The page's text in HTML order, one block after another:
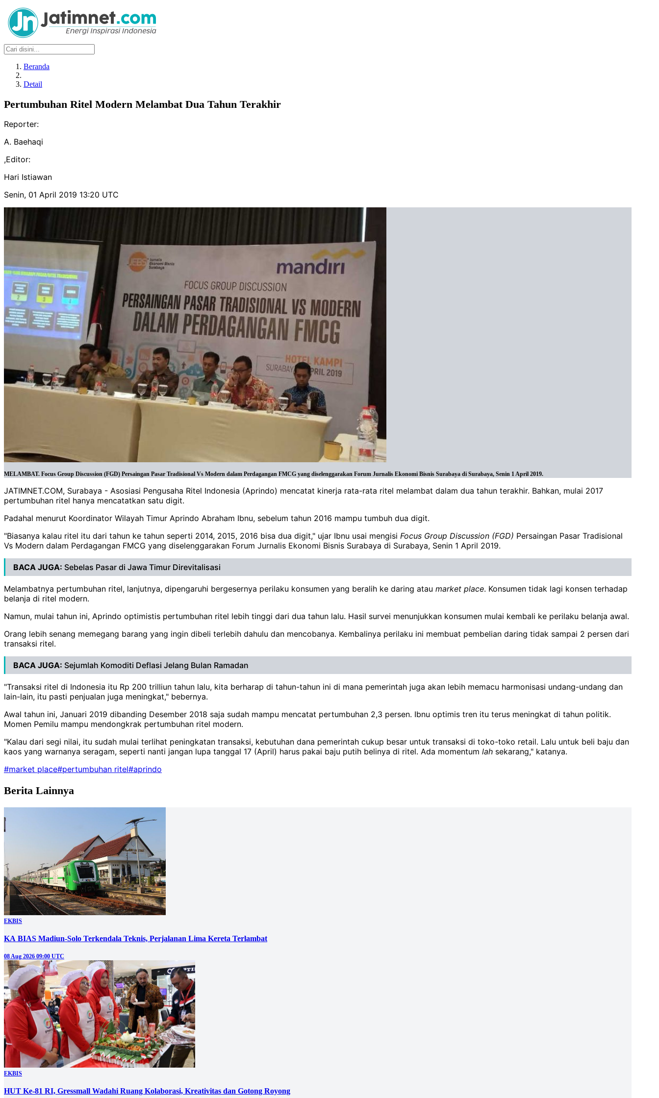
Beranda
Detail
Pertumbuhan Ritel Modern Melambat Dua Tahun Terakhir
Reporter:
A. Baehaqi
,Editor:
Hari Istiawan
Senin, 01 April 2019 13:20 UTC
MELAMBAT. Focus Group Discussion (FGD) Persaingan Pasar Tradisional Vs Modern dalam Perdagangan FMCG yang diselenggarakan Forum Jurnalis Ekonomi Bisnis Surabaya di Surabaya, Senin 1 April 2019.
JATIMNET.COM, Surabaya - Asosiasi Pengusaha Ritel Indonesia (Aprindo) mencatat kinerja rata-rata ritel melambat dalam dua tahun terakhir. Bahkan, mulai 2017
pertumbuhan ritel hanya mencatatkan satu digit.
Padahal menurut Koordinator Wilayah Timur Aprindo Abraham Ibnu, sebelum tahun 2016 mampu tumbuh dua digit.
"Biasanya kalau ritel itu dari tahun ke tahun seperti 2014, 2015, 2016 bisa dua digit," ujar Ibnu usai mengisi Focus Group Discussion (FGD) Persaingan Pasar Tradisional
Vs Modern dalam Perdagangan FMCG yang diselenggarakan Forum Jurnalis Ekonomi Bisnis Surabaya di Surabaya, Senin 1 April 2019.
BACA JUGA: Sebelas Pasar di Jawa Timur Direvitalisasi
Melambatnya pertumbuhan ritel, lanjutnya, dipengaruhi bergesernya perilaku konsumen yang beralih ke daring atau market place. Konsumen tidak lagi konsen terhadap
belanja di ritel modern.
Namun, mulai tahun ini, Aprindo optimistis pertumbuhan ritel lebih tinggi dari dua tahun lalu. Hasil survei menunjukkan konsumen mulai kembali ke perilaku belanja awal.
Orang lebih senang memegang barang yang ingin dibeli terlebih dahulu dan mencobanya. Kembalinya perilaku ini membuat pembelian daring tidak sampai 2 persen dari
transaksi ritel.
BACA JUGA: Sejumlah Komoditi Deflasi Jelang Bulan Ramadan
"Transaksi ritel di Indonesia itu Rp 200 trilliun tahun lalu, kita berharap di tahun-tahun ini di mana pemerintah juga akan lebih memacu harmonisasi undang-undang dan
lain-lain, itu pasti penjualan juga meningkat," bebernya.
Awal tahun ini, Januari 2019 dibanding Desember 2018 saja sudah mampu mencatat pertumbuhan 2,3 persen. Ibnu optimis tren itu terus meningkat di tahun politik.
Momen Pemilu mampu mendongkrak pertumbuhan ritel modern.
"Kalau dari segi nilai, itu sudah mulai terlihat peningkatan transaksi, kebutuhan dana pemerintah cukup besar untuk transaksi di toko-toko retail. Lalu untuk beli baju dan
kaos yang warnanya seragam, seperti nanti jangan lupa tanggal 17 (April) harus pakai baju putih belinya di ritel. Ada momentum lah sekarang," katanya.
#market place#pertumbuhan ritel#aprindo
Berita Lainnya
EKBIS
KA BIAS Madiun-Solo Terkendala Teknis, Perjalanan Lima Kereta Terlambat
08 Aug 2026 09:00 UTC
EKBIS
HUT Ke-81 RI, Gressmall Wadahi Ruang Kolaborasi, Kreativitas dan Gotong Royong